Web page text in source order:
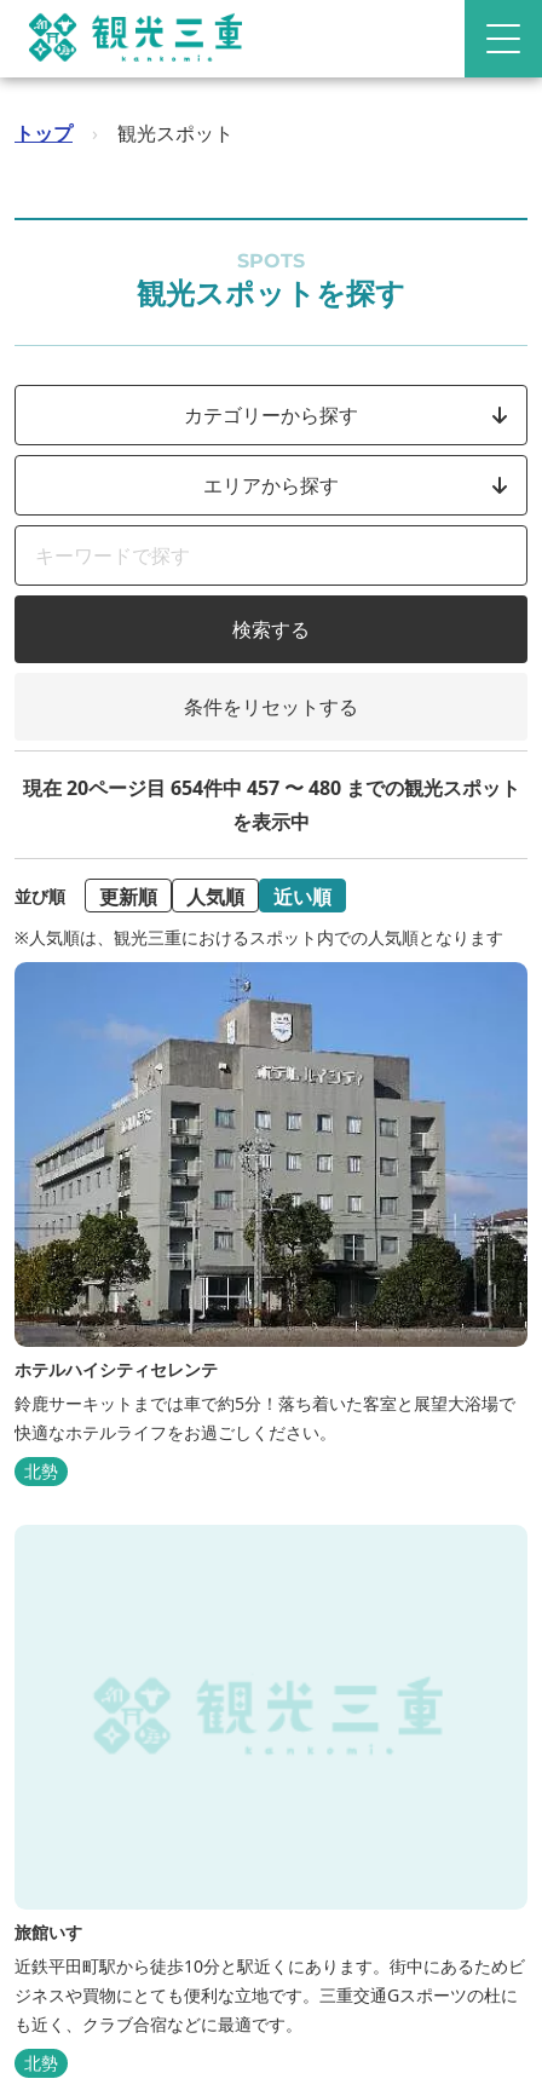
トップ › 観光スポット
SPOTS
観光スポットを探す
カテゴリーから探す
エリアから探す
検索する
条件をリセットする
現在 20ページ目 654件中 457 〜 480 までの観光スポット
を表示中
並び順 更新順 人気順 近い順
※人気順は、観光三重におけるスポット内での人気順となります
ホテルハイシティセレンテ
鈴鹿サーキットまでは車で約5分！落ち着いた客室と展望大浴場で
快適なホテルライフをお過ごしください。
北勢
旅館いすゞ
近鉄平田町駅から徒歩10分と駅近くにあります。街中にあるためビ
ジネスや買物にとても便利な立地です。三重交通Gスポーツの杜に
も近く、クラブ合宿などに最適です。
北勢